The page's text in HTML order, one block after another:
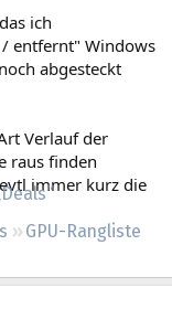
GPU-Rangliste
ich
entfernt" Windows
abgesteckt
Verlauf der
raus finden
immer kurz die